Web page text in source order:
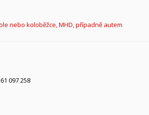
nebo koloběžce, MHD, případně autem
097 258